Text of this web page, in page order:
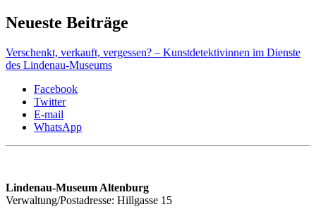
Neueste Beiträge
Verschenkt, verkauft, vergessen? – Kunstdetektivinnen im Dienste
des Lindenau-Museums
Facebook
Twitter
E-mail
WhatsApp
Lindenau-Museum Altenburg
Verwaltung/Postadresse: Hillgasse 15